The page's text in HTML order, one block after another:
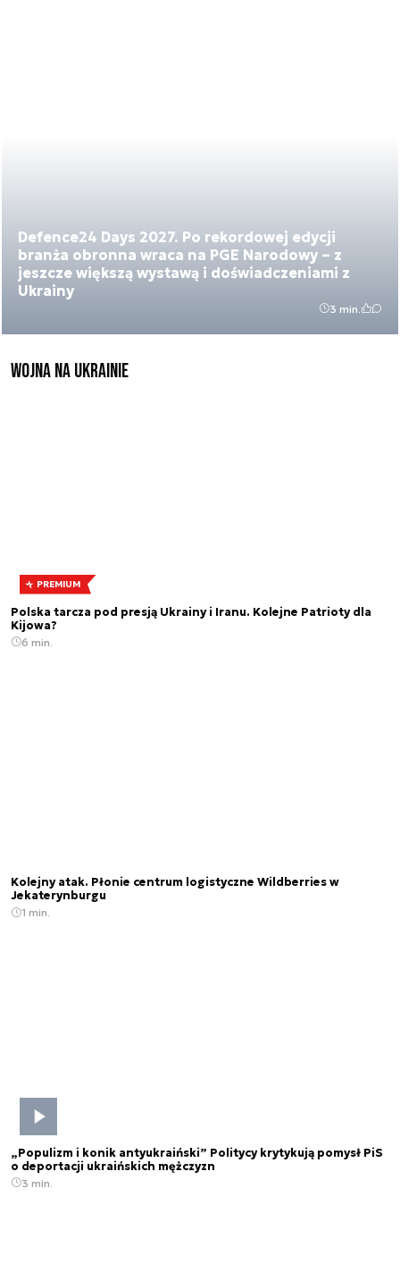
Defence24 Days 2027. Po rekordowej edycji
branża obronna wraca na PGE Narodowy – z
jeszcze większą wystawą i doświadczeniami z
Ukrainy
3 min.
Wojna na Ukrainie
PREMIUM
Polska tarcza pod presją Ukrainy i Iranu. Kolejne Patrioty dla
Kijowa?
6 min.
Kolejny atak. Płonie centrum logistyczne Wildberries w
Jekaterynburgu
1 min.
„Populizm i konik antyukraiński” Politycy krytykują pomysł PiS
o deportacji ukraińskich mężczyzn
3 min.